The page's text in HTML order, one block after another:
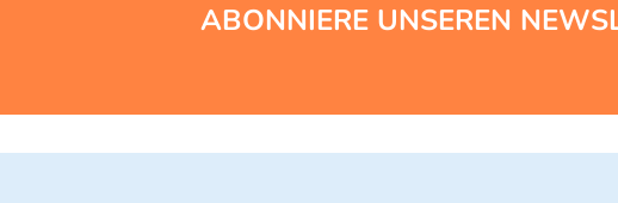
ABONNIERE UNSEREN